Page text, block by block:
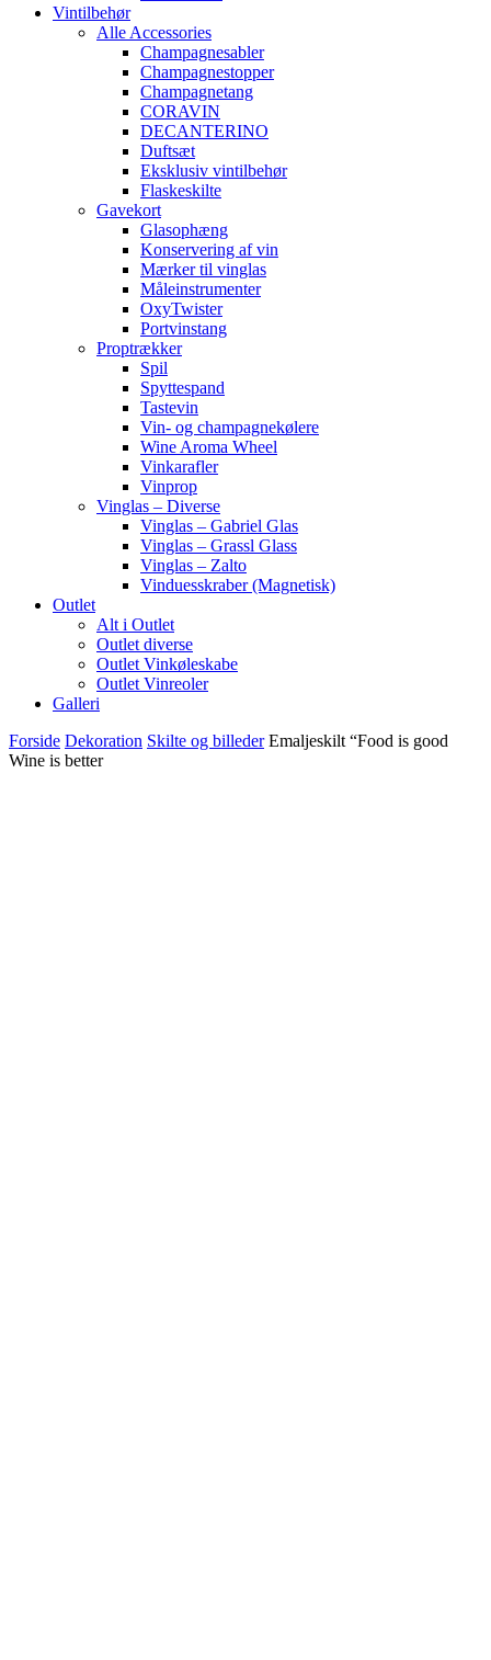
Vintilbehør
Alle Accessories
Champagnesabler
Champagnestopper
Champagnetang
CORAVIN
DECANTERINO
Duftsæt
Eksklusiv vintilbehør
Flaskeskilte
Gavekort
Glasophæng
Konservering af vin
Mærker til vinglas
Måleinstrumenter
OxyTwister
Portvinstang
Proptrækker
Spil
Spyttespand
Tastevin
Vin- og champagnekølere
Wine Aroma Wheel
Vinkarafler
Vinprop
Vinglas – Diverse
Vinglas – Gabriel Glas
Vinglas – Grassl Glass
Vinglas – Zalto
Vinduesskraber (Magnetisk)
Outlet
Alt i Outlet
Outlet diverse
Outlet Vinkøleskabe
Outlet Vinreoler
Galleri
Forside Dekoration Skilte og billeder Emaljeskilt “Food is good
Wine is better